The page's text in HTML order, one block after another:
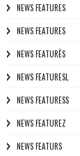
NEWS FEATURES
NEWS FEATURES
NEWS FEATURÈS
NEWS FEATURESL
NEWS FEATURESS
NEWS FEATUREZ
NEWS FEATURS